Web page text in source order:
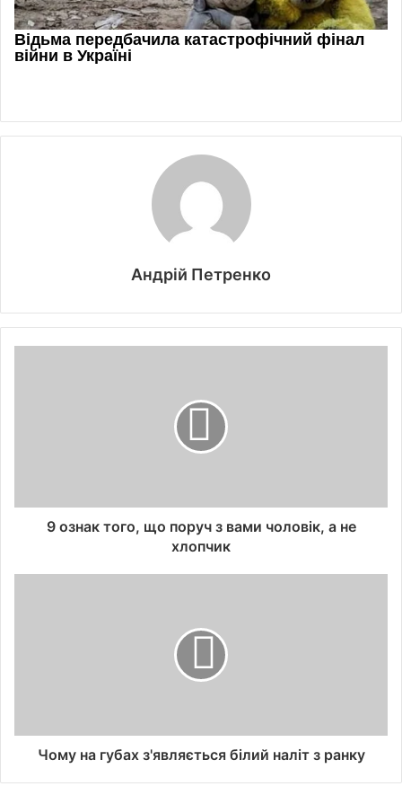
Андрій Петренко
9 ознак того, що поруч з вами чоловік, а не
хлопчик
Чому на губах з'являється білий наліт з ранку